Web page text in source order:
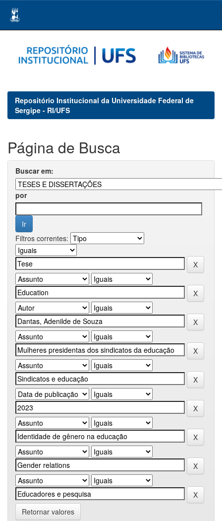
navigation
Repositório Institucional da Universidade Federal de
Sergipe - RI/UFS
Página de Busca
Buscar em:
por
Filtros correntes:
Retornar valores